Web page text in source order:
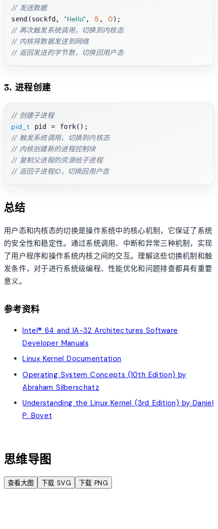
// 发送数据
send(sockfd, "Hello" , 5 , 0
// 再次触发系统调用，切换到内核态
// 内核将数据发送到网络
// 返回发送的字节数，切换回用户态
3. 进程创建
// 创建子进程
pid_t
// 触发系统调用，切换到内核态
// 内核创建新的进程控制块
// 复制父进程的资源给子进程
// 返回子进程ID，切换回用户态
总结
用户态和内核态的切换是操作系统中的核心机制，它保证了系统
的安全性和稳定性。通过系统调用、中断和异常三种机制，实现
了用户程序和操作系统内核之间的交互。理解这些切换机制和触
发条件，对于进行系统级编程、性能优化和问题排查都具有重要
意义。
参考资料
Intel® 64 and IA-32 Architectures Software
Developer Manuals
Linux Kernel Documentation
Operating System Concepts (10th Edition) by
Abraham Silberschatz
Understanding the Linux Kernel (3rd Edition) by Daniel
P. Bovet
思维导图
查看大图 下载 SVG 下载 PNG